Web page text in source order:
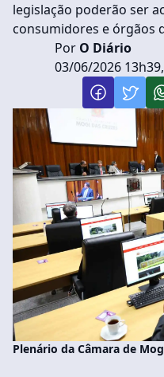
legislação poderão ser
consumidores e órgãos
PorO Diário
03/06/2026
Plenário da Câmara de